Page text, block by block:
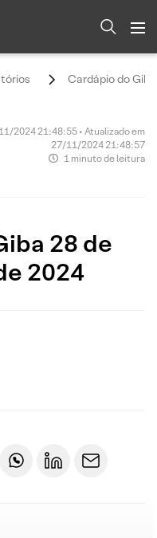
Cardápio do
2024 21:48:55 • Atualizado em
27/11/2024 21:48:57
1 minuto de leitura
28 de
2024